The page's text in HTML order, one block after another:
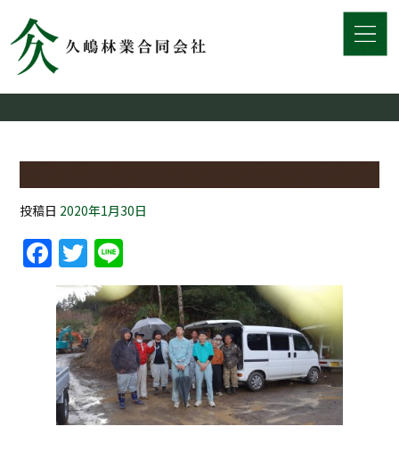
投稿日 2020年1月30日
Facebook
Twitter